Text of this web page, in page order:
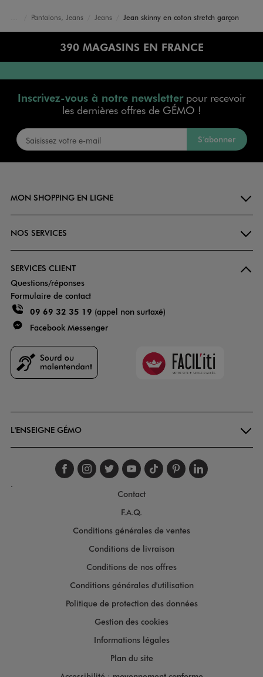
GarçonPantalons, Jeans Jeans Jean skinny en coton stretch garçon
390 MAGASINS EN FRANCE
Inscrivez-vous à notre newsletterpour recevoir
les dernières offres de GÉMO !
S’abonner
MON SHOPPING EN LIGNE
NOS SERVICES
SERVICES CLIENT
Questions/réponses
Formulaire de contact
09 69 32 35 19 (appel non surtaxé)
Facebook Messenger
Faciliti
L'ENSEIGNE GÉMO
Suivez-nous sur
Suivez-nous sur
Suivez-nous sur
Suivez-nous
Suivez-nous
Suivez-
.
Contact
F.A.Q.
Conditions générales de ventes
Conditions de livraison
Conditions de nos offres
Conditions générales d'utilisation
Politique de protection des données
Gestion des cookies
Informations légales
Plan du site